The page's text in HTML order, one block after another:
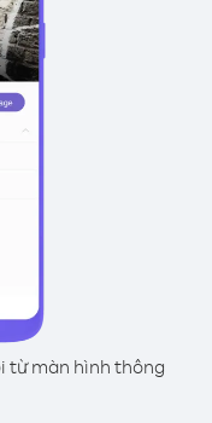
từ màn hình thông